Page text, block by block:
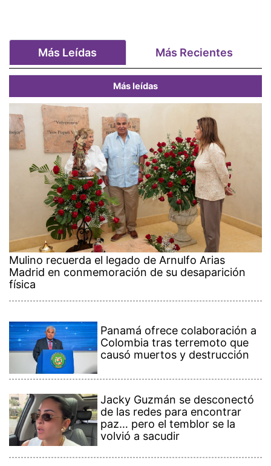
Más Leídas Más Recientes
Más leídas
Mulino recuerda el legado de Arnulfo Arias
Madrid en conmemoración de su desaparición
física
Panamá ofrece colaboración a
Colombia tras terremoto que
causó muertos y destrucción
Jacky Guzmán se desconectó
de las redes para encontrar
paz… pero el temblor se la
volvió a sacudir